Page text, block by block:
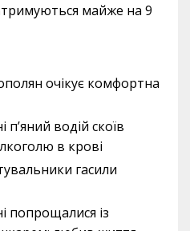
майже на 9
очікує комфортна
водій скоїв
в крові
гасили
попрощалися із